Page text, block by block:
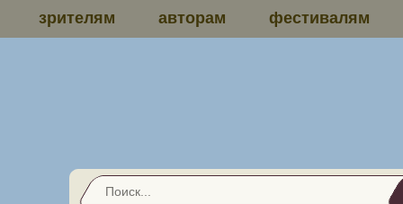
зрителям авторам фестивалям